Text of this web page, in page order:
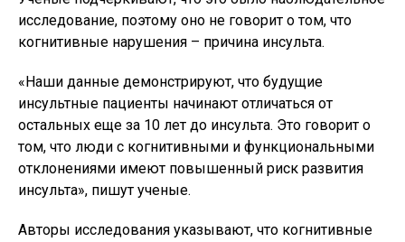
исследование, поэтому оно не говорит о том, что
когнитивные нарушения – причина инсульта.
«Наши данные демонстрируют, что будущие
инсультные пациенты начинают отличаться от
остальных еще за 10 лет до инсульта. Это говорит о
том, что люди с когнитивными и функциональными
отклонениями имеют повышенный риск развития
инсульта», пишут ученые.
Авторы исследования указывают, что когнитивные